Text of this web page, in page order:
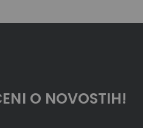
O NOVOSTIH!